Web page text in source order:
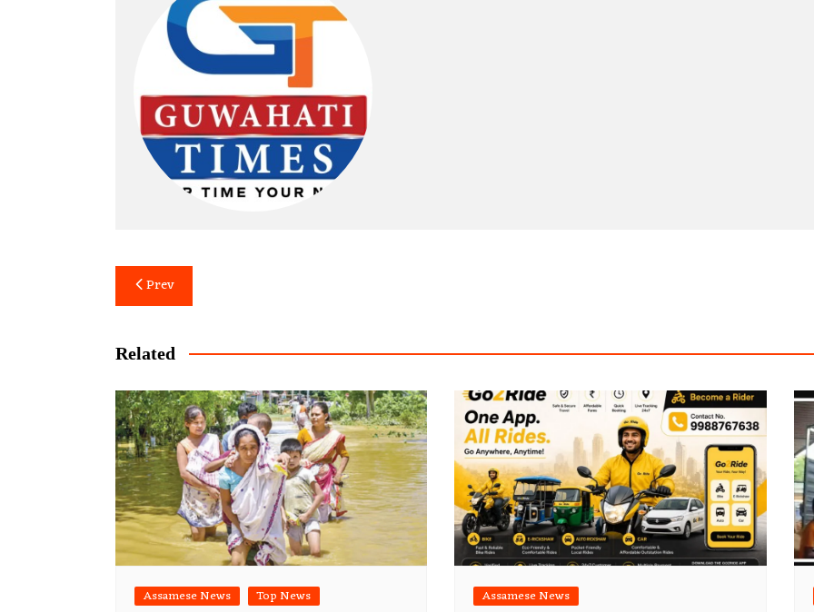
Post
navigation
Prev
Related
Assamese News Top News Assamese News